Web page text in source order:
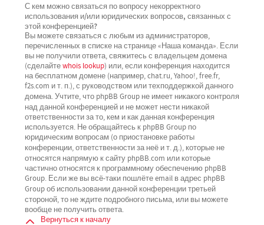
С кем можно связаться по вопросу некорректного
использования и/или юридических вопросов, связанных с
этой конференцией?
Вы можете связаться с любым из администраторов,
перечисленных в списке на странице «Наша команда». Если
вы не получили ответа, свяжитесь с владельцем домена
(сделайтеwhois lookup) или, если конференция находится
на бесплатном домене (например, chat.ru, Yahoo!, free.fr,
f2s.com и т. п.), с руководством или техподдержкой данного
домена. Учтите, что phpBB Group не имеет никакого контроля
над данной конференциейи не может нести никакой
ответственности за то, кем и как данная конференция
используется. Не обращайтесь к phpBB Group по
юридическим вопросам (о приостановке работы
конференции, ответственности за неё и т. д.), которые не
относятся напрямуюк сайту phpBB.com или которые
частично относятся к программному обеспечению phpBB
Group. Если же вы всё-таки пошлёте email в адрес phpBB
Group об использовании данной конференциитретьей
стороной, то не ждите подробного письма, или вы можете
вообще не получить ответа.
Вернуться к началу